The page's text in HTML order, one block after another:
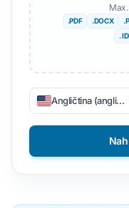
.PDF .DOCX
.
Angličtina